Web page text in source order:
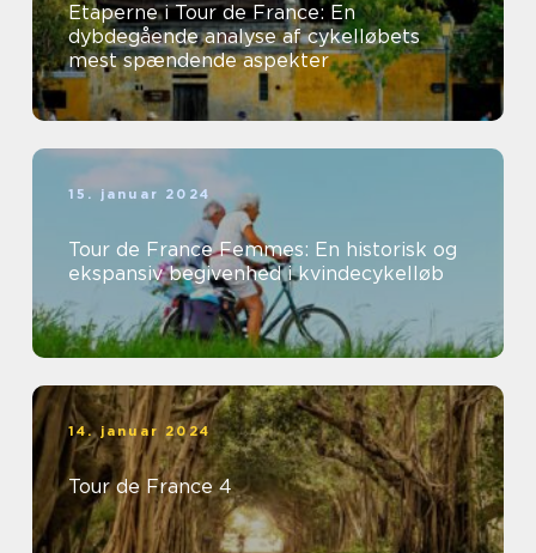
Etaperne i Tour de France: En
dybdegående analyse af cykelløbets
mest spændende aspekter
15. januar 2024
Tour de France Femmes: En historisk og
ekspansiv begivenhed i kvindecykelløb
14. januar 2024
Tour de France 4